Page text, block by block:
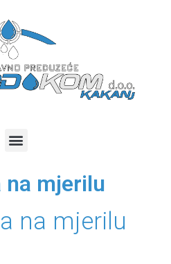
na mjerilu
na mjerilu